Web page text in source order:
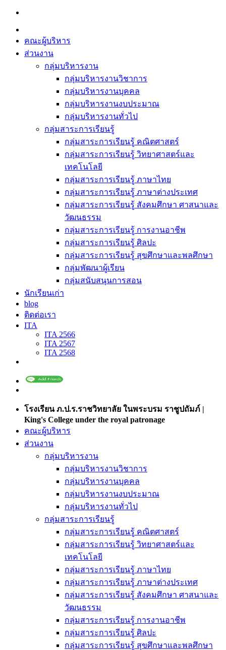
Skip
content
คณะผู้บริหาร
ส่วนงาน
กลุ่มบริหารงาน
กลุ่มบริหารงานวิชาการ
กลุ่มบริหารงานบุคคล
กลุ่มบริหารงานงบประมาณ
กลุ่มบริหารงานทั่วไป
กลุ่มสาระการเรียนรู้
กลุ่มสาระการเรียนรู้ คณิตศาสตร์
กลุ่มสาระการเรียนรู้ วิทยาศาสตร์และ
เทคโนโลยี
กลุ่มสาระการเรียนรู้ ภาษาไทย
กลุ่มสาระการเรียนรู้ ภาษาต่างประเทศ
กลุ่มสาระการเรียนรู้ สังคมศึกษา ศาสนาและ
วัฒนธรรม
กลุ่มสาระการเรียนรู้ การงานอาชีพ
กลุ่มสาระการเรียนรู้ ศิลปะ
กลุ่มสาระการเรียนรู้ สุขศึกษาและพลศึกษา
กลุ่มพัฒนาผู้เรียน
กลุ่มสนับสนุนการสอน
นักเรียนเก่า
blog
ติดต่อเรา
ITA
ITA 2566
ITA 2567
ITA 2568
โรงเรียน ภ.ป.ร.ราชวิทยาลัย ในพระบรม ราชูปถัมภ์ |
King's College under the royal patronage
คณะผู้บริหาร
ส่วนงาน
กลุ่มบริหารงาน
กลุ่มบริหารงานวิชาการ
กลุ่มบริหารงานบุคคล
กลุ่มบริหารงานงบประมาณ
กลุ่มบริหารงานทั่วไป
กลุ่มสาระการเรียนรู้
กลุ่มสาระการเรียนรู้ คณิตศาสตร์
กลุ่มสาระการเรียนรู้ วิทยาศาสตร์และ
เทคโนโลยี
กลุ่มสาระการเรียนรู้ ภาษาไทย
กลุ่มสาระการเรียนรู้ ภาษาต่างประเทศ
กลุ่มสาระการเรียนรู้ สังคมศึกษา ศาสนาและ
วัฒนธรรม
กลุ่มสาระการเรียนรู้ การงานอาชีพ
กลุ่มสาระการเรียนรู้ ศิลปะ
กลุ่มสาระการเรียนรู้ สุขศึกษาและพลศึกษา